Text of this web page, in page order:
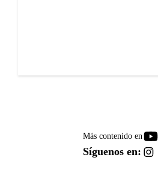
Más contenido en
Síguenos en: